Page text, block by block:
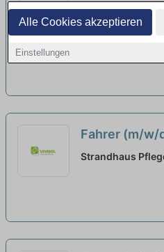
Alle Cookies akzeptieren
Einstellungen
Fahrer:in /
(w/m/x/d) -
MILES Mobility |
Fahrer (m/w/
Tagespflege
Strandhaus